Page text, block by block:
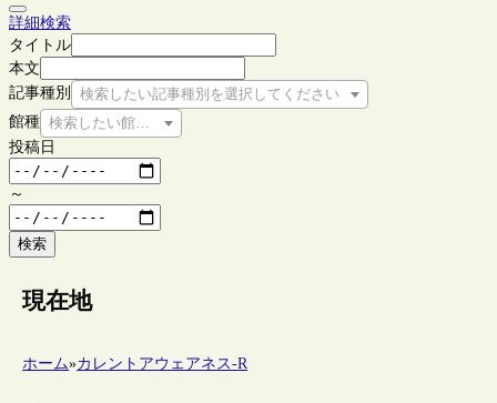
詳細検索
タイトル
本文
記事種別
検索したい記事種別を選択してください
館種 検索したい館種を選択してください
投稿日
～
検索
現在地
ホーム»カレントアウェアネス-R